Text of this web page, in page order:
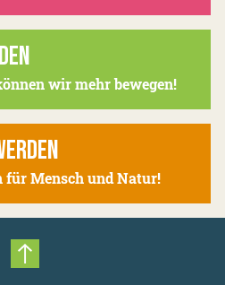
wir mehr bewegen!
für Mensch und Natur!
Nach oben scrollen